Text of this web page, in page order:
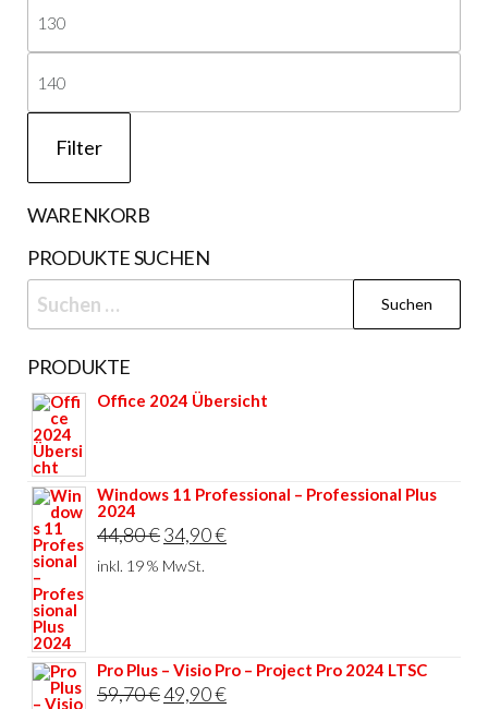
Filter
WARENKORB
PRODUKTE SUCHEN
Suchen
nach:
PRODUKTE
Office 2024 Übersicht
Windows 11 Professional – Professional Plus
2024
44,80€Ursprünglicher
Preis
34,90€Aktueller
inkl. 19 % MwSt.
Pro Plus – Visio Pro – Project Pro 2024 LTSC
59,70€Ursprünglicher
49,90€Aktueller